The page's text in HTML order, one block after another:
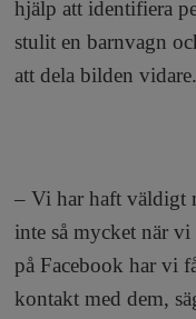
i
a
hjälp att identifiera
stulit en barnvagn
att dela bilden vidare.
– Vi har haft väldigt
inte så mycket när
på Facebook har vi
kontakt med dem,